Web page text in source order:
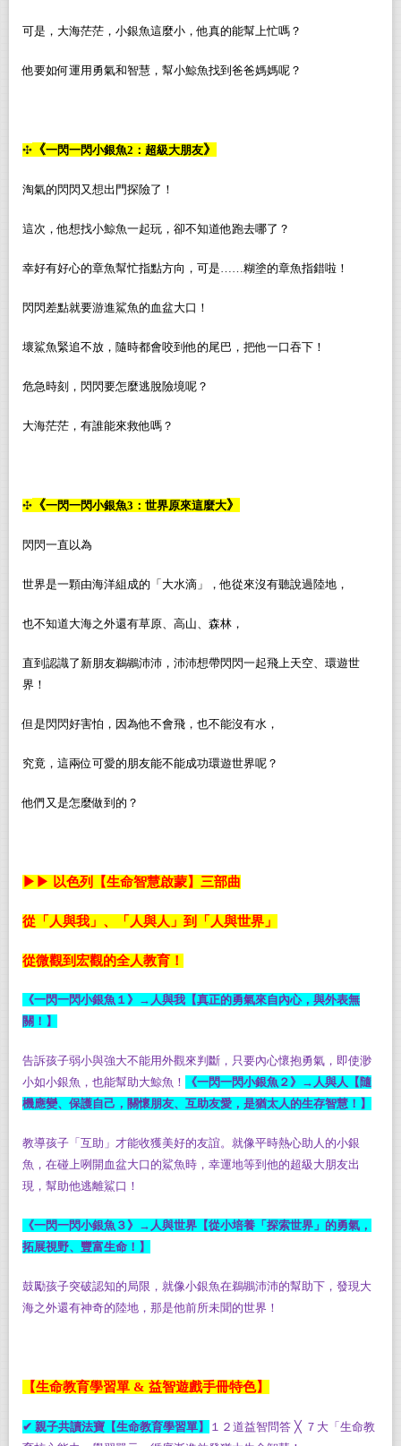
可是，大海茫茫，小銀魚這麼小，他真的能幫上忙嗎？
他要如何運用勇氣和智慧，幫小鯨魚找到爸爸媽媽呢？
✣ 《一閃一閃小銀魚2：超級大朋友》
淘氣的閃閃又想出門探險了！
這次，他想找小鯨魚一起玩，卻不知道他跑去哪了？
幸好有好心的章魚幫忙指點方向，可是……糊塗的章魚指錯啦！
閃閃差點就要游進鯊魚的血盆大口！
壞鯊魚緊追不放，隨時都會咬到他的尾巴，把他一口吞下！
危急時刻，閃閃要怎麼逃脫險境呢？
大海茫茫，有誰能來救他嗎？
✣ 《一閃一閃小銀魚3：世界原來這麼大》
閃閃一直以為
世界是一顆由海洋組成的「大水滴」，他從來沒有聽說過陸地，
也不知道大海之外還有草原、高山、森林，
直到認識了新朋友鵜鶘沛沛，沛沛想帶閃閃一起飛上天空、環遊世
界！
但是閃閃好害怕，因為他不會飛，也不能沒有水，
究竟，這兩位可愛的朋友能不能成功環遊世界呢？
他們又是怎麼做到的？
▶▶ 以色列【生命智慧啟蒙】三部曲
從「人與我」、「人與人」到「人與世界」
從微觀到宏觀的全人教育！
《一閃一閃小銀魚１》 → 人與我【真正的勇氣來自內心，與外表無
關！】
告訴孩子弱小與強大不能用外觀來判斷，只要內心懷抱勇氣，即使渺
小如小銀魚，也能幫助大鯨魚！
《一閃一閃小銀魚２》 → 人與人【隨
機應變、保護自己，關懷朋友、互助友愛，是猶太人的生存智慧！】
教導孩子「互助」才能收獲美好的友誼。就像平時熱心助人的小銀
魚，在碰上咧開血盆大口的鯊魚時，幸運地等到他的超級大朋友出
現，幫助他逃離鯊口！
《一閃一閃小銀魚３》 → 人與世界【從小培養「探索世界」的勇氣，
拓展視野、豐富生命！】
鼓勵孩子突破認知的局限，就像小銀魚在鵜鶘沛沛的幫助下，發現大
海之外還有神奇的陸地，那是他前所未聞的世界！
【生命教育學習單 & 益智遊戲手冊特色】
✔ 親子共讀法寶【生命教育學習單】 １２道益智問答 ╳ ７大「生命教